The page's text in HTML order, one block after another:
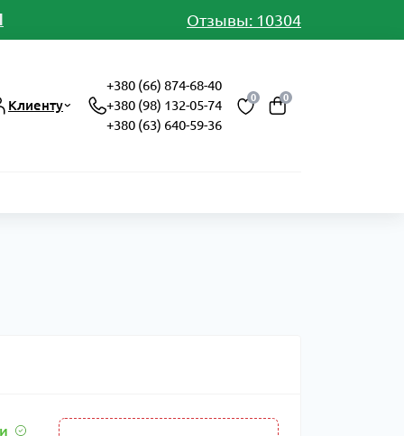
Отзывы: 10304
Клиенту
+380 (66) 874-68-40
+380 (98) 132-05-74
+380 (63) 640-59-36
0 0